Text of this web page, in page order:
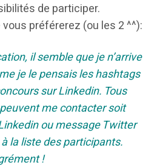
de participer.
préférerez (ou les 2 ^^):
il semble que je n’arrive
je le pensais les hashtags
sur Linkedin. Tous
me contacter soit
ou message Twitter
la liste des participants.
!